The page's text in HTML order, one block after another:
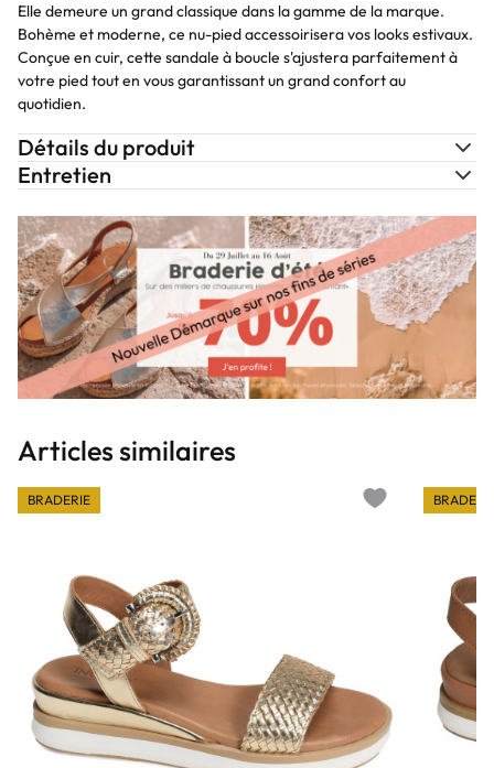
Elle demeure un grand classique dans la gamme de la marque.
Bohème et moderne, ce nu-pied accessoirisera vos looks estivaux.
Conçue en cuir, cette sandale à boucle s'ajustera parfaitement à
votre pied tout en vous garantissant un grand confort au
quotidien.
Détails du produit
Entretien
Articles similaires
BRADERIE